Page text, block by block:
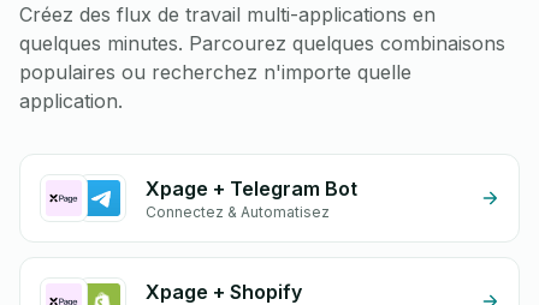
Créez des flux de travail multi-applications en
quelques minutes. Parcourez quelques combinaisons
populaires ou recherchez n'importe quelle
application.
Xpage + Telegram Bot
Connectez & Automatisez
Xpage + Shopify